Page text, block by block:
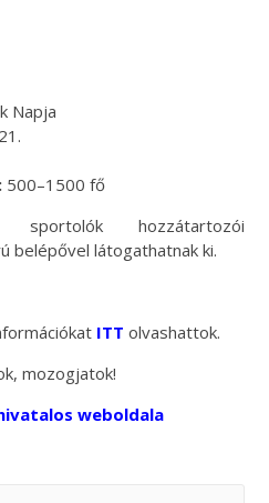
Napja
500–1500 fő
hozzátartozói
belépővel látogathatnak ki.
ITT olvashattok.
mozogjatok!
hivatalos weboldala